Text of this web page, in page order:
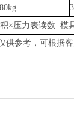
×压力表读数=模
供参考，可根据